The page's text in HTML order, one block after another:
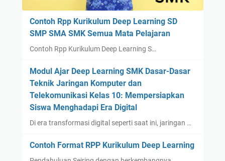
Contoh Rpp Kurikulum Deep Learning SD
SMP SMA SMK Semua Mata Pelajaran
Contoh Rpp Kurikulum Deep Learning S…
Modul Ajar Deep Learning SMK Dasar-Dasar
Teknik Jaringan Komputer dan
Telekomunikasi Kelas 10: Mempersiapkan
Siswa Menghadapi Era Digital
Di era transformasi digital seperti saat ini, jaringan …
Contoh Format RPP Kurikulum Deep Learning